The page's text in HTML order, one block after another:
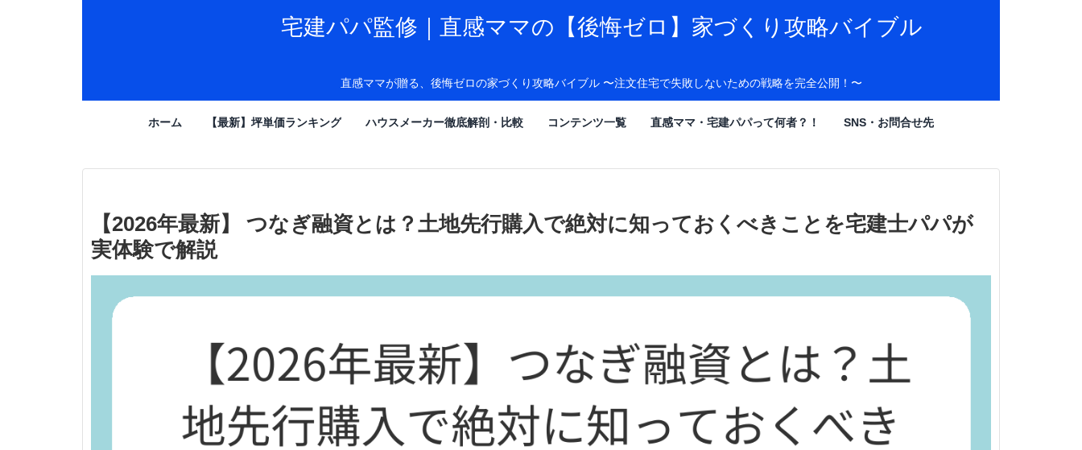
宅建パパ監修｜直感ママの【後悔ゼロ】家づくり攻略バイブル
直感ママが贈る、後悔ゼロの家づくり攻略バイブル 〜注文住宅で失敗しないための戦略を完全公開！〜
ホーム 【最新】坪単価ランキング ハウスメーカー徹底解剖・比較 コンテンツ一覧 直感ママ・宅建パパって何者？！ SNS・お問合せ先
【2026年最新】 つなぎ融資とは？土地先行購入で絶対に知っておくべきことを宅建士パパが
実体験で解説